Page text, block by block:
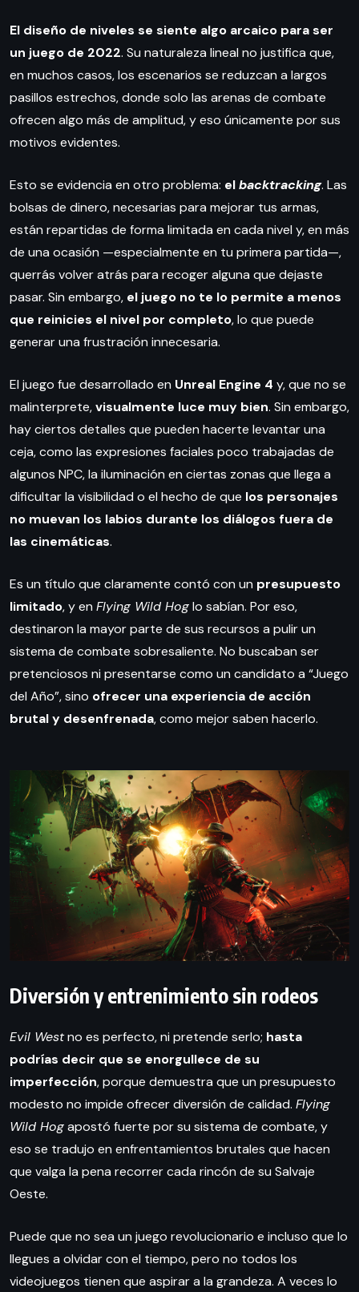
El diseño de niveles se siente algo arcaico para ser
un juego de 2022. Su naturaleza lineal no justifica que,
en muchos casos, los escenarios se reduzcan a largos
pasillos estrechos, donde solo las arenas de combate
ofrecen algo más de amplitud, y eso únicamente por sus
motivos evidentes.
Esto se evidencia en otro problema: elbacktracking. Las
bolsas de dinero, necesarias para mejorar tus armas,
están repartidas de forma limitada en cada nivel y, en más
de una ocasión —especialmente en tu primera partida—,
querrás volver atrás para recoger alguna que dejaste
pasar. Sin embargo, el juego no te lo permite a menos
que reinicies el nivel por completo, lo que puede
generar una frustración innecesaria.
El juego fue desarrollado en Unreal Engine 4 y, que no se
malinterprete,visualmente luce muy bien. Sin embargo,
hay ciertos detalles que pueden hacerte levantar una
ceja, como las expresiones faciales poco trabajadas de
algunos NPC, la iluminación en ciertas zonas que llega a
dificultar la visibilidad o el hecho de que los personajes
no muevan los labios durante los diálogos fuera de
las cinemáticas.
Es un título que claramente contó con un presupuesto
limitado, y en Flying Wild Hoglo sabían. Por eso,
destinaron la mayor parte de sus recursos a pulir un
sistema de combate sobresaliente. No buscaban ser
pretenciosos ni presentarse como un candidato a “Juego
del Año”, sino ofrecer una experiencia de acción
brutal y desenfrenada, como mejor saben hacerlo.
Diversión y entrenimiento sin rodeos
Evil Westno es perfecto, ni pretende serlo; hasta
podrías decir que se enorgullece de su
imperfección, porque demuestra que un presupuesto
modesto no impide ofrecer diversión de calidad. Flying
Wild Hogapostó fuerte por su sistema de combate, y
eso se tradujo en enfrentamientos brutales que hacen
que valga la pena recorrer cada rincón de su Salvaje
Oeste.
Puede que no sea un juego revolucionario e incluso que lo
llegues a olvidar con el tiempo, pero no todos los
videojuegos tienen que aspirar a la grandeza. A veces lo